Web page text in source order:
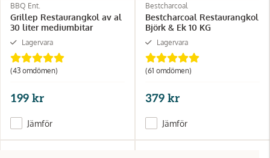
BBQ Ent.
Grillep Restaurangkol av al
30 liter mediumbitar
Lagervara
(43 omdömen)
199 kr
Jämför
Bestcharcoal
Bestcharcoal Restaurangkol
Björk & Ek 10 KG
Lagervara
(61 omdömen)
379 kr
Jämför